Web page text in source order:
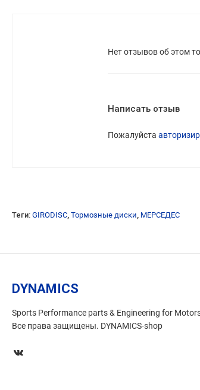
Нет отзывов об этом
Написать отзыв
Пожалуйста
Теги: GIRODISC, Тормозные диски, МЕРСЕДЕС
DYNAMICS
Sports Performance parts & Engineering for
Все права защищены. DYNAMICS-shop